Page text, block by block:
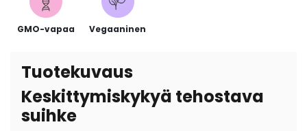
GMO-vapaa Vegaaninen
Tuotekuvaus
Keskittymiskykyä tehostava
suihke